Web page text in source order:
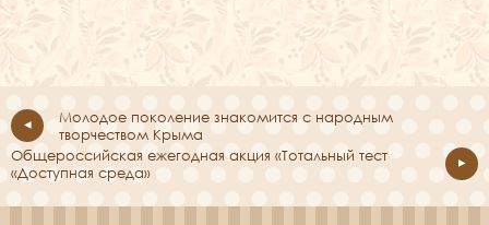
Молодое поколение знакомится с народным
творчеством Крыма
Общероссийская ежегодная акция «Тотальный тест
«Доступная среда»